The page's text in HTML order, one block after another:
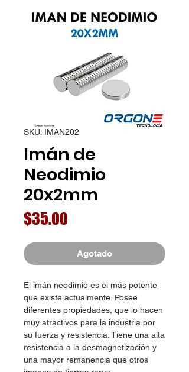
SKU: IMAN202
Imán de
Neodimio
20x2mm
$35.00
Agotado
El imán neodimio es el más potente
que existe actualmente. Posee
diferentes propiedades, que lo hacen
muy atractivos para la industria por
su fuerza y resistencia. Tiene una alta
resistencia a la desmagnetización y
una mayor remanencia que otros